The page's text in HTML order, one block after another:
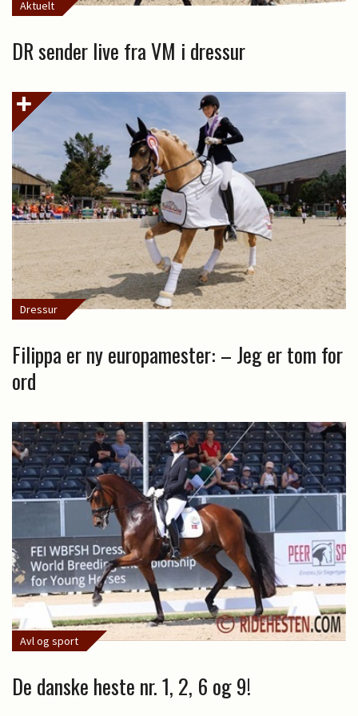
Aktuelt
DR sender live fra VM i dressur
Dressur
Filippa er ny europamester: – Jeg er tom for
ord
Avl og sport
De danske heste nr. 1, 2, 6 og 9!